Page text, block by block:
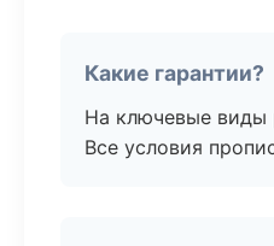
Какие гарантии?
На ключевые виды
Все условия